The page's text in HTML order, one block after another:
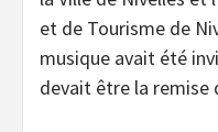
et de Tourisme de
musique avait été
devait être la remise